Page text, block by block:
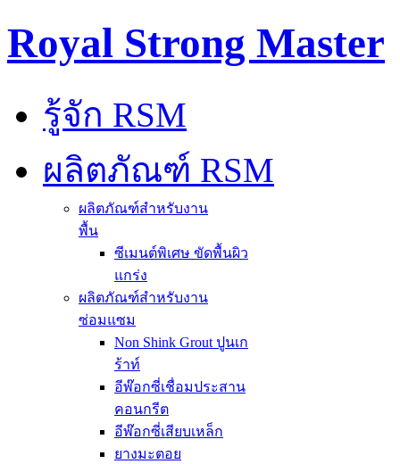
Royal Strong Master
รู้จัก RSM
ผลิตภัณฑ์ RSM
ผลิตภัณฑ์สำหรับงาน
พื้น
ซีเมนต์พิเศษ ขัดพื้นผิว
แกร่ง
ผลิตภัณฑ์สำหรับงาน
ซ่อมแซม
Non Shink Grout ปูนเก
ร้าท์
อีพ๊อกซี่เชื่อมประสาน
คอนกรีต
อีพ๊อกซี่เสียบเหล็ก
ยางมะตอย